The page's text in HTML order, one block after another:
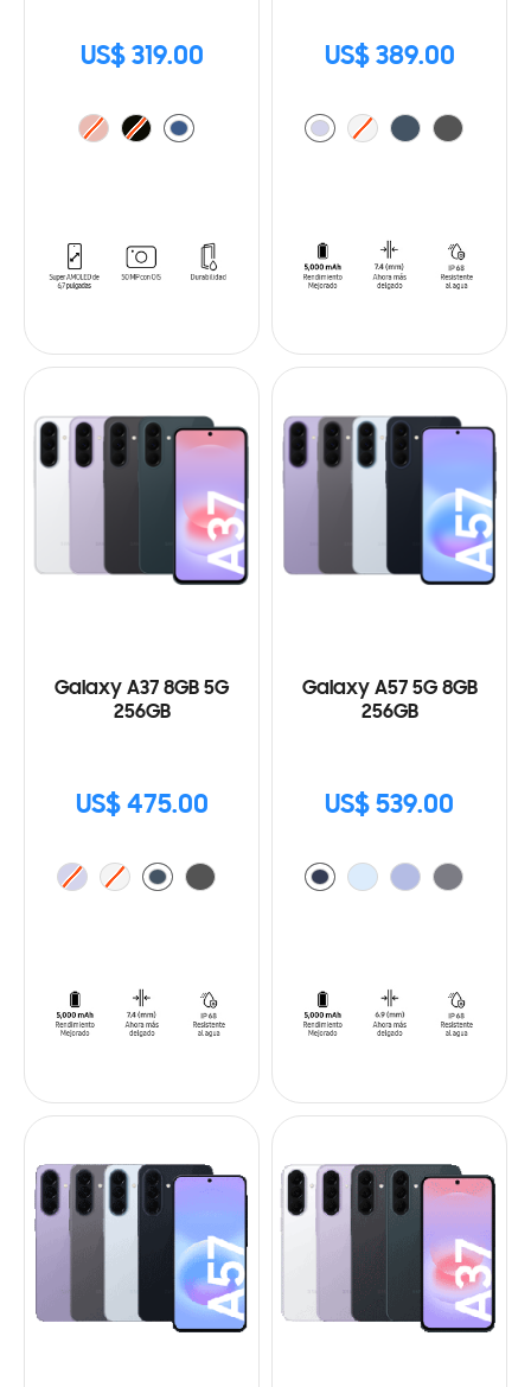
US$ 319.00 US$ 389.00
Galaxy A37 8GB 5G
256GB
US$ 475.00
Galaxy A57 5G 8GB
256GB
US$ 539.00